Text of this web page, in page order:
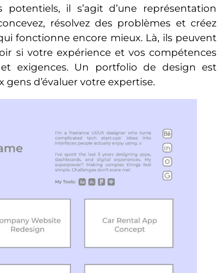
il s’agit d’une représentation
résolvez des problèmes et créez
fonctionne encore mieux. Là, ils peuvent
si votre expérience et vos compétences
exigences. Un portfolio de design est
d’évaluer votre expertise.